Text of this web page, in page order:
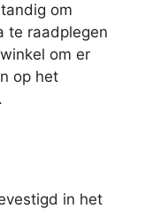
om
te raadplegen
om er
op het
in het